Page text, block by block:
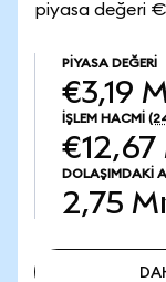
piyasa değeri
PIYASA DEĞERI
€3,19
İŞLEM HACMI
€12,67
DOLAŞIMDAKI
2,75